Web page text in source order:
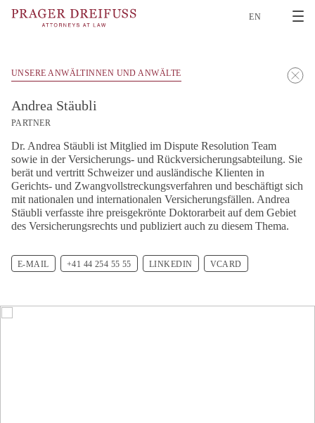
EN
UNSERE ANWÄLTINNEN UND ANWÄLTE
Andrea Stäubli
PARTNER
Dr. Andrea Stäubli ist Mitglied im Dispute Resolution Team
sowie in der Versicherungs- und Rückversicherungsabteilung. Sie
berät und vertritt Schweizer und ausländische Klienten in
Gerichts- und Zwangvollstreckungsverfahren und beschäftigt sich
mit nationalen und internationalen Versicherungsfällen. Andrea
Stäubli verfasste ihre preisgekrönte Doktorarbeit auf dem Gebiet
des Versicherungsrechts und publiziert auch zu diesem Thema.
E-MAIL +41 44 254 55 55 LINKEDIN VCARD